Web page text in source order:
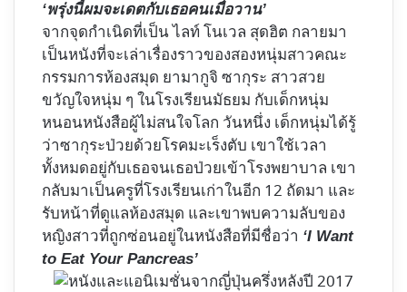
‘พรุ่งนี้ผมจะเดตกับเธอคนเมื่อวาน’
จากจุดกำเนิดที่เป็น ไลท์ โนเวล สุดฮิต กลายมา
เป็นหนังที่จะเล่าเรื่องราวของสองหนุ่มสาวคณะ
กรรมการห้องสมุด ยามากูจิ ซากุระ สาวสวย
ขวัญใจหนุ่ม ๆ ในโรงเรียนมัธยม กับเด็กหนุ่ม
หนอนหนังสือผู้ไม่สนใจโลก วันหนึ่ง เด็กหนุ่มได้รู้
ว่าซากุระป่วยด้วยโรคมะเร็งตับ เขาใช้เวลา
ทั้งหมดอยู่กับเธอจนเธอป่วยเข้าโรงพยาบาล เขา
กลับมาเป็นครูที่โรงเรียนเก่าในอีก 12 ถัดมา และ
รับหน้าที่ดูแลห้องสมุด และเขาพบความลับของ
หญิงสาวที่ถูกซ่อนอยู่ในหนังสือที่มีชื่อว่า ‘I Want
to Eat Your Pancreas’